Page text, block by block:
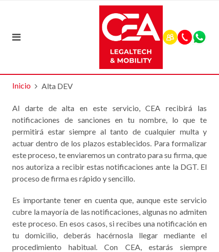
Inicio Alta DEV
Al darte de alta en este servicio, CEA recibirá las
notificaciones de sanciones en tu nombre, lo que te
permitirá estar siempre al tanto de cualquier multa y
actuar dentro de los plazos establecidos. Para formalizar
este proceso, te enviaremos un contrato para su firma, que
nos autoriza a recibir estas notificaciones ante la DGT. El
proceso de firma es rápido y sencillo.
Es importante tener en cuenta que, aunque este servicio
cubre la mayoría de las notificaciones, algunas no admiten
este proceso. En esos casos, si recibes una notificación en
tu domicilio, deberás hacérnosla llegar mediante el
procedimiento habitual. Con CEA, estarás siempre